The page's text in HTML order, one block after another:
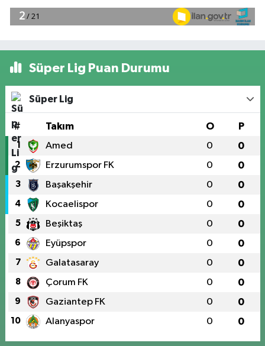
Süper Lig Puan Durumu
Süper Lig
# Takım O P
1 Amed 0 0
2 Erzurumspor FK 0 0
3 Başakşehir 0 0
4 Kocaelispor 0 0
5 Beşiktaş 0 0
6 Eyüpspor 0 0
7 Galatasaray 0 0
8 Çorum FK 0 0
9 Gaziantep FK 0 0
10 Alanyaspor 0 0